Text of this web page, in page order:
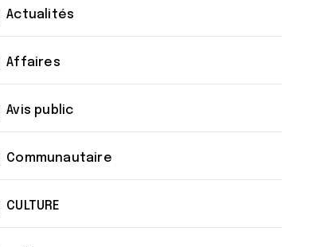
Actualités
Affaires
Avis public
Communautaire
CULTURE